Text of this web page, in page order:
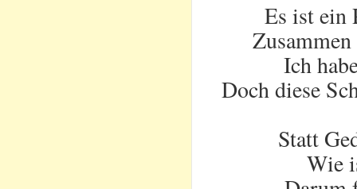
Es ist ein
Ich
Doch diese
Statt
Wie